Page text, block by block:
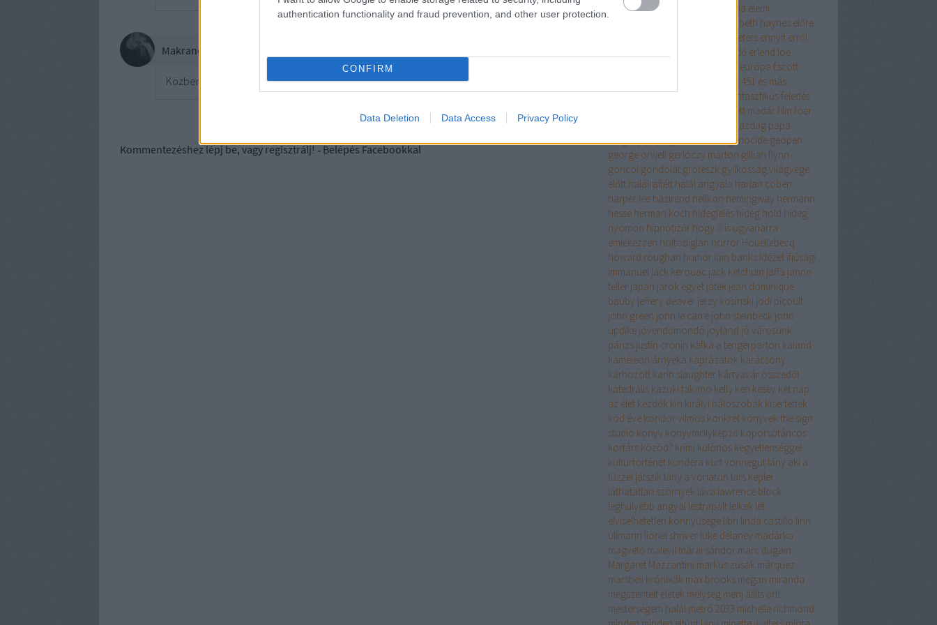
authentication functionality and fraud prevention, and other user protection.
CONFIRM
Data Deletion Data Access Privacy Policy
VÁLASZ ERRE
Makranczos
Közben megtaláltam a blogod Anett! Ezúton is köszönöm szépen az elismerést:)
Kommentezéshezlépj be, vagyregisztrálj! ‐Belépés Facebookkal
sziget lehetősége
éhezők viadala elemi
elizabeth haynes előre
elvis peeters ennyit erről
erdő erlend loe
európa f.scott
fahrenheit 451 és más
történetekfanatikus fantasztikusfeledés
festett madárfilm foer
gazdag papa
szegény papageneral pressgenocide geopen
george orwell gerlóczy márton gillian flynn
göncöl gondolat groteszk gyilkosság világvége
előtt halálraítélt halál angyala harlan coben
harper lee házirend helikon hemingway hermann
hesse herman koch hideglelés hideg hold hideg
nyomon hipnotizőr hogy ő is ugyanarra
emlékezzen holtodiglan horror Houellebecq
howard roughan humor iain banks idézet ifjúsági
immanuel jack kerouac jack ketchum jaffa janne
teller japán járok egyet játék jean dominique
bauby jeffery deaver jerzy kosinski jodi picoult
john green john le carré john steinbeck john
updike jövendőmondó joyland jó városunk
párizs justin cronin kafka a tengerparton kaland
kaméleon árnyéka káprázatok karácsony
kárhozott karin slaughter kártyavár összedől
katedrális kazuki takano kelly ken kesey két nap
az élet kezdők kín királyi hálószobák kísértettek
köd éve kondor vilmos konkrét könyvek the sign
studio könyv könyvmolyképző koporsótáncos
kortárs közöd? krimi különös kegyetlenséggel
kultúrtörténet kundera kurt vonnegut lány aki a
tűzzel játszik lány a vonaton lars kepler
láthatatlan szörnyek láva lawrence block
leghülyébb angyal lestrapált lelkek lét
elviselhetetlen könnyűsége libri linda castillo linn
ullmann lionel shriver luke delaney madárka
magvető malevil márai sándor marc dugain
Margaret Mazzantini markus zusak márquez
marsbéli krónikák max brooks megan miranda
megszentelt életek mélység menj állíts őrt!
mesterségem halál metró 2033 michelle richmond